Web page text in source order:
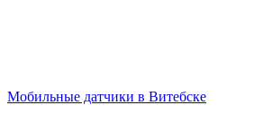
Мобильные датчики в Витебске